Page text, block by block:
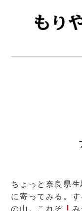
ちょっと奈良県
に寄ってみる。
の山。これぞ
み